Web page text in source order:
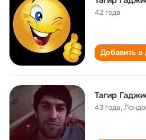
42 года
Добавить в
Тагир
43 года,